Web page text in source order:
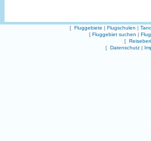
[ Fluggebiete | Flugschulen |
[ Fluggebiet suchen |
[
[ Datenschutz |